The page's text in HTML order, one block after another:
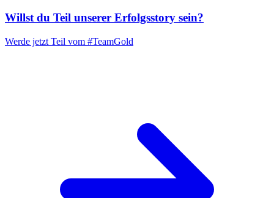
Willst du Teil unserer Erfolgsstory sein?
Werde jetzt Teil vom #TeamGold